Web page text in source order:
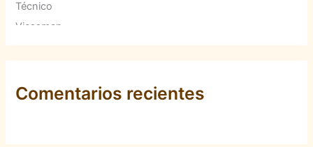
Comentarios recientes